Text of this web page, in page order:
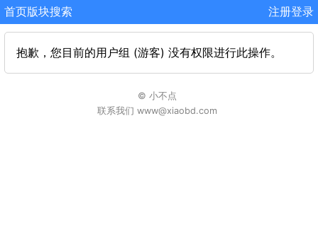
首页版块搜索 注册登录
抱歉，您目前的用户组 (游客) 没有权限进行此操作。
© 小不点
联系我们 www@xiaobd.com